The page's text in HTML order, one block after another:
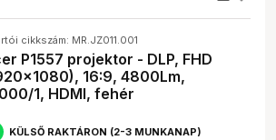
cikkszám: MR.JZ011.001
P1557 projektor - DLP, FHD
16:9, 4800Lm,
1, HDMI, fehér
KÜLSŐ RAKTÁRON (2-3 MUNKANAP)